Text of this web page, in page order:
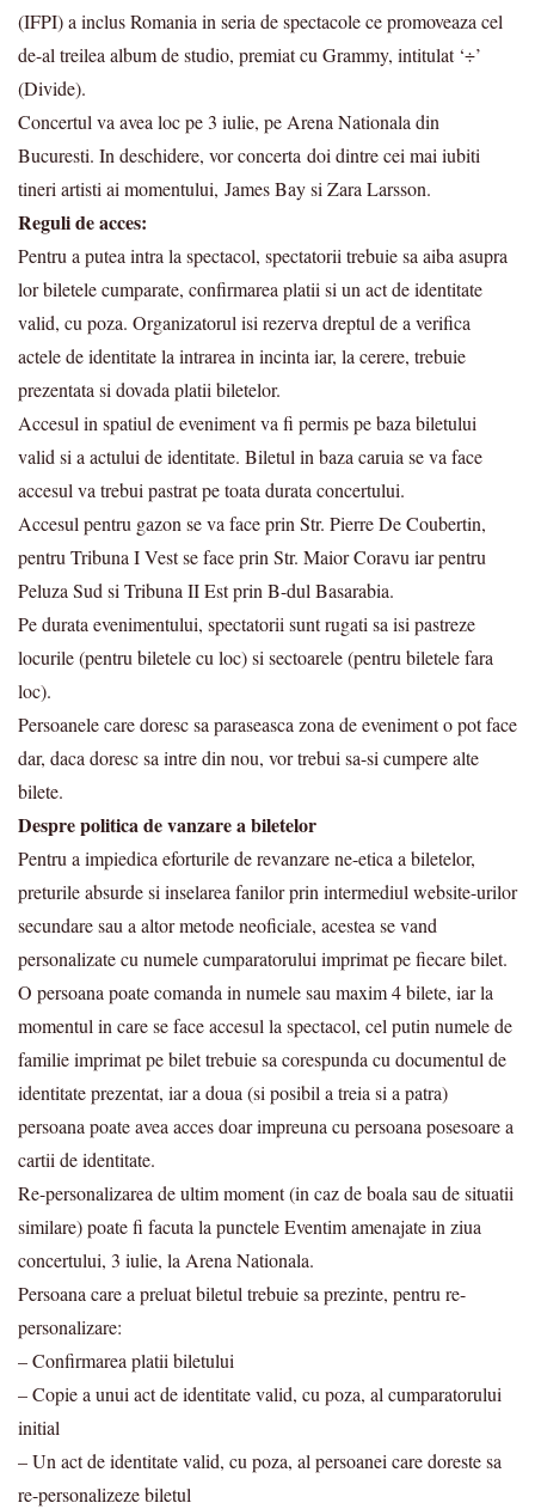
(IFPI) a inclus Romania in seria de spectacole ce promoveaza cel
de-al treilea album de studio, premiat cu Grammy, intitulat ‘÷’
(Divide).
Concertul va avea loc pe 3 iulie, pe Arena Nationala din
Bucuresti. In deschidere, vor concerta doi dintre cei mai iubiti
tineri artisti ai momentului, James Bay si Zara Larsson.
Reguli de acces:
Pentru a putea intra la spectacol, spectatorii trebuie sa aiba asupra
lor biletele cumparate, confirmarea platii si un act de identitate
valid, cu poza. Organizatorul isi rezerva dreptul de a verifica
actele de identitate la intrarea in incinta iar, la cerere, trebuie
prezentata si dovada platii biletelor.
Accesul in spatiul de eveniment va fi permis pe baza biletului
valid si a actului de identitate. Biletul in baza caruia se va face
accesul va trebui pastrat pe toata durata concertului.
Accesul pentru gazon se va face prin Str. Pierre De Coubertin,
pentru Tribuna I Vest se face prin Str. Maior Coravu iar pentru
Peluza Sud si Tribuna II Est prin B-dul Basarabia.
Pe durata evenimentului, spectatorii sunt rugati sa isi pastreze
locurile (pentru biletele cu loc) si sectoarele (pentru biletele fara
loc).
Persoanele care doresc sa paraseasca zona de eveniment o pot face
dar, daca doresc sa intre din nou, vor trebui sa-si cumpere alte
bilete.
Despre politica de vanzare a biletelor
Pentru a impiedica eforturile de revanzare ne-etica a biletelor,
preturile absurde si inselarea fanilor prin intermediul website-urilor
secundare sau a altor metode neoficiale, acestea se vand
personalizate cu numele cumparatorului imprimat pe fiecare bilet.
O persoana poate comanda in numele sau maxim 4 bilete, iar la
momentul in care se face accesul la spectacol, cel putin numele de
familie imprimat pe bilet trebuie sa corespunda cu documentul de
identitate prezentat, iar a doua (si posibil a treia si a patra)
persoana poate avea acces doar impreuna cu persoana posesoare a
cartii de identitate.
Re-personalizarea de ultim moment (in caz de boala sau de situatii
similare) poate fi facuta la punctele Eventim amenajate in ziua
concertului, 3 iulie, la Arena Nationala.
Persoana care a preluat biletul trebuie sa prezinte, pentru re-
personalizare:
– Confirmarea platii biletului
– Copie a unui act de identitate valid, cu poza, al cumparatorului
initial
– Un act de identitate valid, cu poza, al persoanei care doreste sa
re-personalizeze biletul